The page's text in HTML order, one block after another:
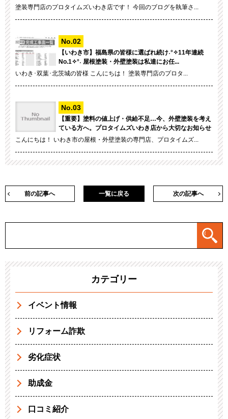
塗装専門店のプロタイムズいわき店です！ 今回のブログを執筆さ...
【いわき市】福島県の皆様に選ばれ続け˖°✧11年連続
No.1✧°˖ 屋根塗装・外壁塗装は私達にお任...
いわき･双葉･北茨城の皆様 こんにちは！ 塗装専門店のプロタ...
【重要】塗料の値上げ・供給不足…今、外壁塗装を考え
ている方へ。プロタイムズいわき店から大切なお知らせ
こんにちは！ いわき市の屋根・外壁塗装の専門店、プロタイムズ...
前の記事へ 次の記事へ
一覧に戻る
カテゴリー
イベント情報
リフォーム詐欺
劣化症状
助成金
口コミ紹介